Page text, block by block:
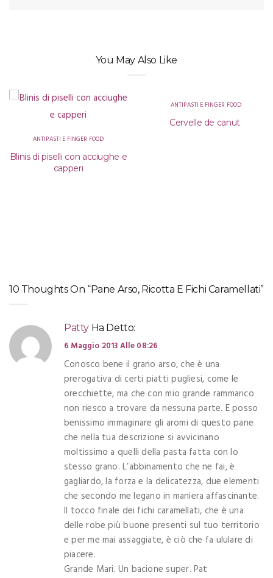
You May Also Like
ANTIPASTI E FINGER FOOD
Blinis di piselli con acciughe e
capperi
ANTIPASTI E FINGER FOOD
Cervelle de canut
10 Thoughts On “Pane Arso, Ricotta E Fichi Caramellati”
Patty Ha Detto:
6 Maggio 2013 Alle 08:26
Conosco bene il grano arso, che è una
prerogativa di certi piatti pugliesi, come le
orecchiette, ma che con mio grande rammarico
non riesco a trovare da nessuna parte. E posso
benissimo immaginare gli aromi di questo pane
che nella tua descrizione si avvicinano
moltissimo a quelli della pasta fatta con lo
stesso grano. L’abbinamento che ne fai, è
gagliardo, la forza e la delicatezza, due elementi
che secondo me legano in maniera affascinante.
Il tocco finale dei fichi caramellati, che è una
delle robe più buone presenti sul tuo territorio
e per me mai assaggiate, è ciò che fa ululare di
piacere.
Grande Mari. Un bacione super. Pat